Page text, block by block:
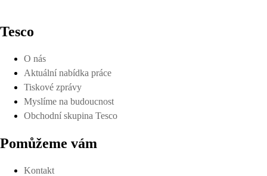
Tesco
O nás
Aktuální nabídka práce
Tiskové zprávy
Myslíme na budoucnost
Obchodní skupina Tesco
Pomůžeme vám
Kontakt